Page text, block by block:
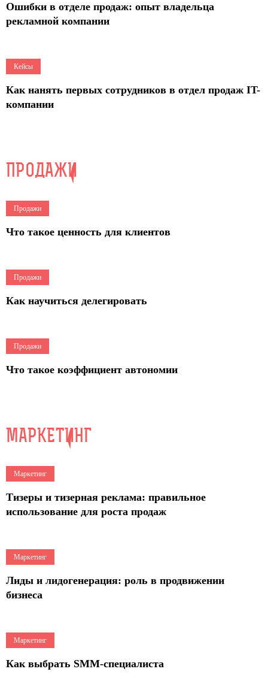
Ошибки в отделе продаж: опыт владельца
рекламной компании
7
Кейсы
Как нанять первых сотрудников в отдел продаж IT-
компании
ПРОДАЖИ
11
Продажи
Что такое ценность для клиентов
3
Продажи
Как научиться делегировать
2
Продажи
Что такое коэффициент автономии
МАРКЕТИНГ
9
Маркетинг
Тизеры и тизерная реклама: правильное
использование для роста продаж
9
Маркетинг
Лиды и лидогенерация: роль в продвижении
бизнеса
10
Маркетинг
Как выбрать SMM-специалиста